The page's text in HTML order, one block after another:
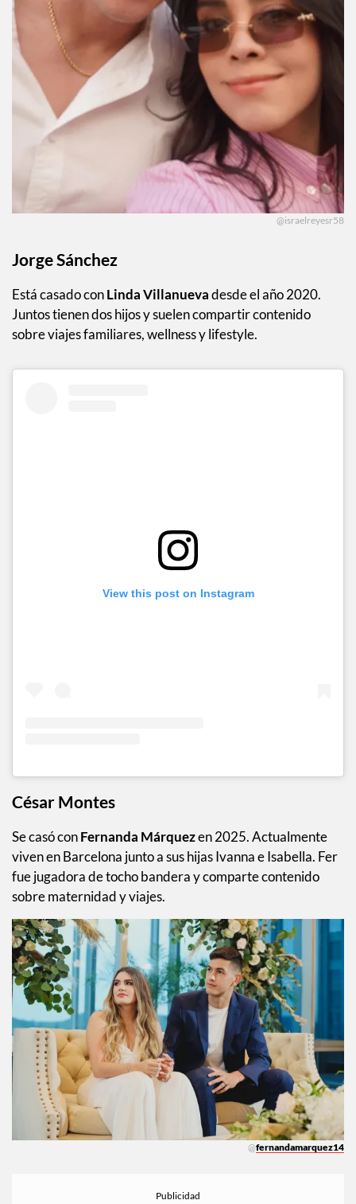
@israelreyesr58
Jorge Sánchez
Está casado conLinda Villanuevadesde el año 2020.
Juntos tienen dos hijos y suelen compartir contenido
sobre viajes familiares, wellness y lifestyle.
View this post on Instagram
César Montes
Se casó conFernanda Márquezen 2025. Actualmente
viven en Barcelona junto a sus hijas Ivanna e Isabella. Fer
fue jugadora de tocho bandera y comparte contenido
sobre maternidad y viajes.
@fernandamarquez14